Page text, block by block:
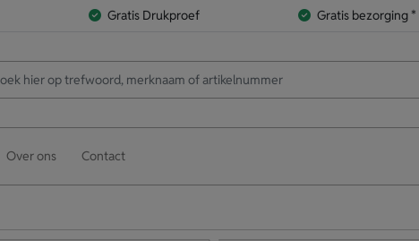
Gratis Drukproef Gratis bezorging *
Over ons Contact